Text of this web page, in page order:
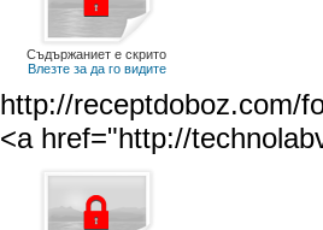
Съдържаниет е скрито
Влезте за да го видите
http://receptdoboz.com/
<a href="http://